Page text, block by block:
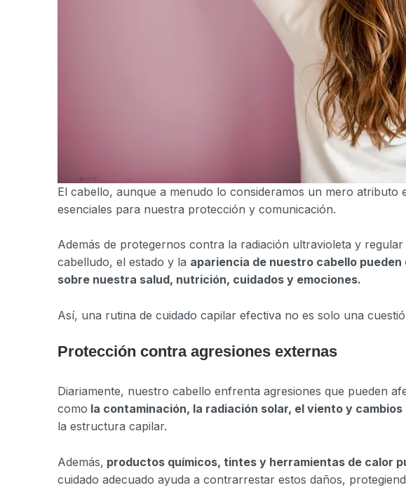
El cabello, aunque a menudo lo consideramos un mero atributo
esenciales para nuestra protección y comunicación.
Además de protegernos contra la radiación ultravioleta y
cabelludo, el estado y la apariencia de nuestro cabello
sobre nuestra salud, nutrición, cuidados y emociones.
Así, una rutina de cuidado capilar efectiva no es solo una
Protección contra agresiones externas
Diariamente, nuestro cabello enfrenta agresiones que pueden
como la contaminación, la radiación solar, el viento y
la estructura capilar.
Además, productos químicos, tintes y herramientas de calor
cuidado adecuado ayuda a contrarrestar estos daños,